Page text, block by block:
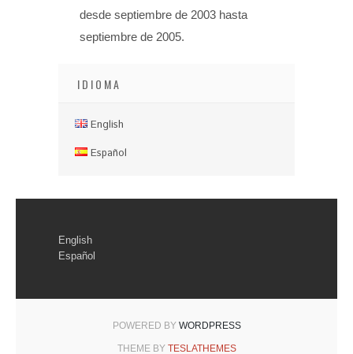
desde septiembre de 2003 hasta
septiembre de 2005.
IDIOMA
English
Español
English
Español
POWERED BY WORDPRESS
THEME BY TESLATHEMES